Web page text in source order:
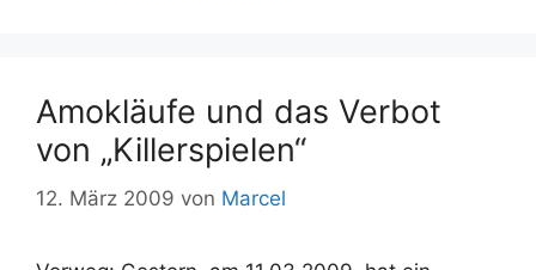
Amokläufe und das Verbot
von „Killerspielen“
12. März 2009 von Marcel